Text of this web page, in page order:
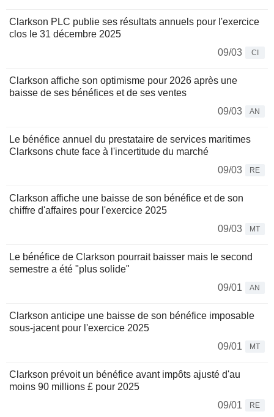
Clarkson PLC publie ses résultats annuels pour l'exercice
clos le 31 décembre 2025
09/03
CI
Clarkson affiche son optimisme pour 2026 après une
baisse de ses bénéfices et de ses ventes
09/03
AN
Le bénéfice annuel du prestataire de services maritimes
Clarksons chute face à l'incertitude du marché
09/03
RE
Clarkson affiche une baisse de son bénéfice et de son
chiffre d'affaires pour l'exercice 2025
09/03
MT
Le bénéfice de Clarkson pourrait baisser mais le second
semestre a été "plus solide"
09/01
AN
Clarkson anticipe une baisse de son bénéfice imposable
sous-jacent pour l'exercice 2025
09/01
MT
Clarkson prévoit un bénéfice avant impôts ajusté d'au
moins 90 millions £ pour 2025
09/01
RE